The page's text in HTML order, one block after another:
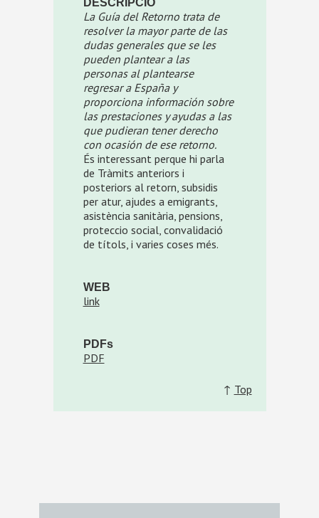
DESCRIPCIÓ
La Guía del Retorno trata de
resolver la mayor parte de las
dudas generales que se les
pueden plantear a las
personas al plantearse
regresar a España y
proporciona información sobre
las prestaciones y ayudas a las
que pudieran tener derecho
con ocasión de ese retorno.
És interessant perque hi parla
de Tràmits anteriors i
posteriors al retorn, subsidis
per atur, ajudes a emigrants,
asistència sanitària, pensions,
proteccio social, convalidació
de títols, i varies coses més.
WEB
link
PDFs
PDF
↑ Top